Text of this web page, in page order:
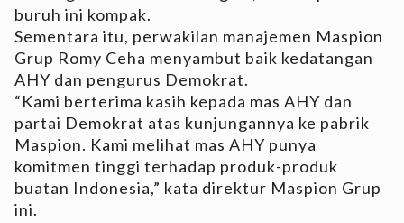
buruh ini kompak.
Sementara itu, perwakilan manajemen Maspion
Grup Romy Ceha menyambut baik kedatangan
AHY dan pengurus Demokrat.
“Kami berterima kasih kepada mas AHY dan
partai Demokrat atas kunjungannya ke pabrik
Maspion. Kami melihat mas AHY punya
komitmen tinggi terhadap produk-produk
buatan Indonesia,” kata direktur Maspion Grup
ini.